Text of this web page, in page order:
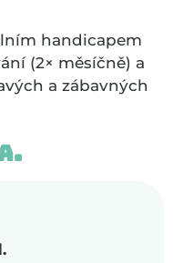
handicapem
(2× měsíčně) a
a zábavných